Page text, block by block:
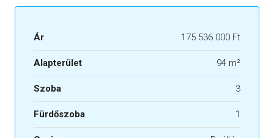
Ár 175 536 000 Ft
Alapterület 94 m²
Szoba 3
Fürdőszoba 1